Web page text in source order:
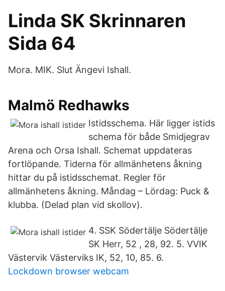
Linda SK Skrinnaren
Sida 64
Mora. MIK. Slut Ängevi Ishall.
Malmö Redhawks
Istidsschema. Här ligger istids
schema för både Smidjegrav
Arena och Orsa Ishall. Schemat uppdateras
fortlöpande. Tiderna för allmänhetens åkning
hittar du på istidsschemat. Regler för
allmänhetens åkning. Måndag – Lördag: Puck &
klubba. (Delad plan vid skollov).
4. SSK Södertälje Södertälje
SK Herr, 52 , 28, 92. 5. VVIK
Västervik Västerviks IK, 52, 10, 85. 6.
Lockdown browser webcam